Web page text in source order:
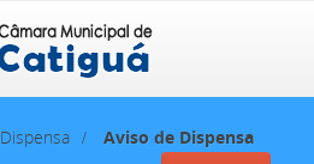
Dispensa
Aviso de Dispensa